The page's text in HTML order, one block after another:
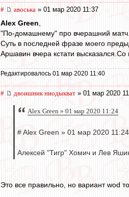
# авоська » 01 мар 2020 11:37
Alex Green
"По-домашнему" про вчерашний
Суть в последней фразе моего
Аршавин вчера кстати
Редактировалось 01 мар 2020 11:40
# двоишник ниодыкват » 01 мар 2020
Alex Green » 01 мар 2020 11:24
# Alex Green » 01 мар 2020 11:24
Алексей "Тигр" Хомич и Лев
Это все правильно, но вариант wod